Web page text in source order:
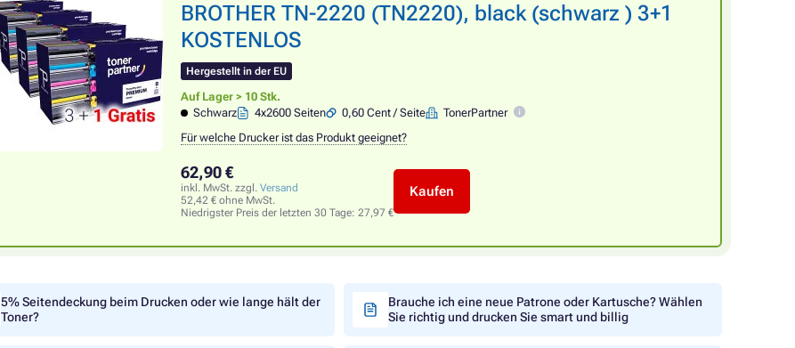
BROTHER TN-2220 (TN2220), black (schwarz ) 3+1
KOSTENLOS
Hergestellt in der EU
Auf Lager > 10 Stk.
Schwarz
4x2600 Seiten 0,60 Cent / Seite
TonerPartner
Für welche Drucker ist das Produkt geeignet?
62,90 €
inkl. MwSt. zzgl. Versand
52,42 € ohne MwSt.
Niedrigster Preis der letzten 30 Tage: 27,97 €
Kaufen
5% Seitendeckung beim Drucken oder wie lange hält der
Toner?
Brauche ich eine neue Patrone oder Kartusche? Wählen
Sie richtig und drucken Sie smart und billig